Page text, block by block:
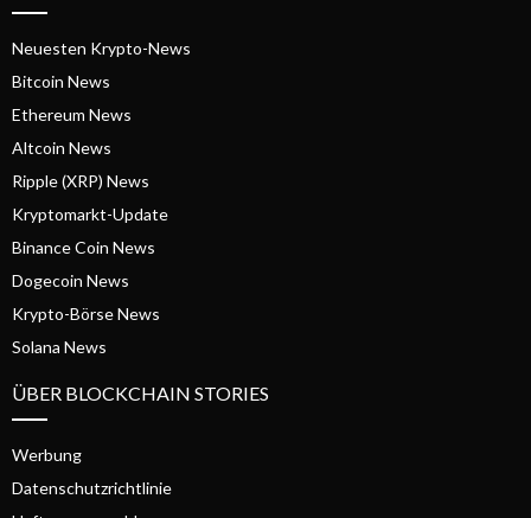
Neuesten Krypto-News
Bitcoin News
Ethereum News
Altcoin News
Ripple (XRP) News
Kryptomarkt-Update
Binance Coin News
Dogecoin News
Krypto-Börse News
Solana News
ÜBER BLOCKCHAIN STORIES
Werbung
Datenschutzrichtlinie